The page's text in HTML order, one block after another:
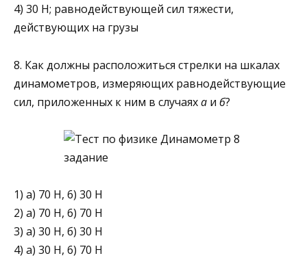
4) 30 Н; равнодействующей сил тяжести,
действующих на грузы
8. Как должны расположиться стрелки на шкалах
динамометров, измеряющих равнодействующие
сил, приложенных к ним в случаяха и б?
1) а) 70 Н, 6) 30 Н
2) а) 70 Н, 6) 70 Н
3) а) 30 Н, б) 30 Н
4) а) 30 Н, 6) 70 Н